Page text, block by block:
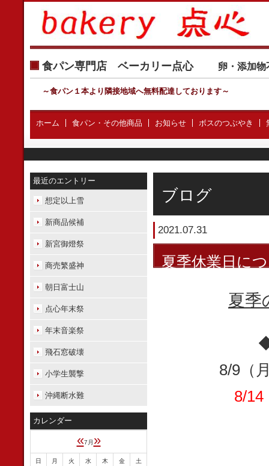
食パン専門店 ベーカリー点心 卵・添加
～食パン１本より隣接地域へ無料配達しております～
ホーム 食パン・その他商品 お知らせ ボスのつぶやき
ブログ
2021.07.31
夏季休業日に
夏季
8/9（
8/14
最近のエントリー
想定以上雪
新商品候補
新宮御燈祭
商売繁盛神
朝日富士山
点心年末祭
年末音楽祭
飛石窓破壊
小学生襲撃
沖縄断水難
カレンダー
«7月 »
日 月 火 水 木 金 土